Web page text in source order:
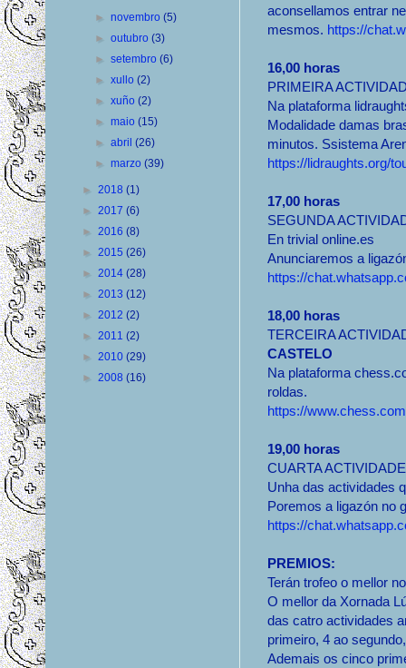
aconsellamos entrar
mesmos. https://
16,00 horas
PRIMEIRA
Na plataforma
Modalidade damas
minutos. Ssistema
https://lidraughts.org/
17,00 horas
SEGUNDA
En trivial online.es
Anunciaremos a
https://
18,00 horas
TERCEIRA
CASTELO
Na plataforma
roldas.
https://
19,00 horas
CUARTA
Unha das actividades
Poremos a ligazón no
https://
PREMIOS:
Terán trofeo o mellor
O mellor da Xornada
das catro actividades
primeiro, 4 ao
Ademais os cinco
►novembro(5)
►outubro(3)
►setembro(6)
►xullo(2)
►xuño(2)
►maio(15)
►abril(26)
►marzo(39)
► 2018 (1)
► 2017 (6)
► 2016 (8)
► 2015 (26)
► 2014 (28)
► 2013 (12)
► 2012 (2)
► 2011 (2)
► 2010 (29)
► 2008 (16)